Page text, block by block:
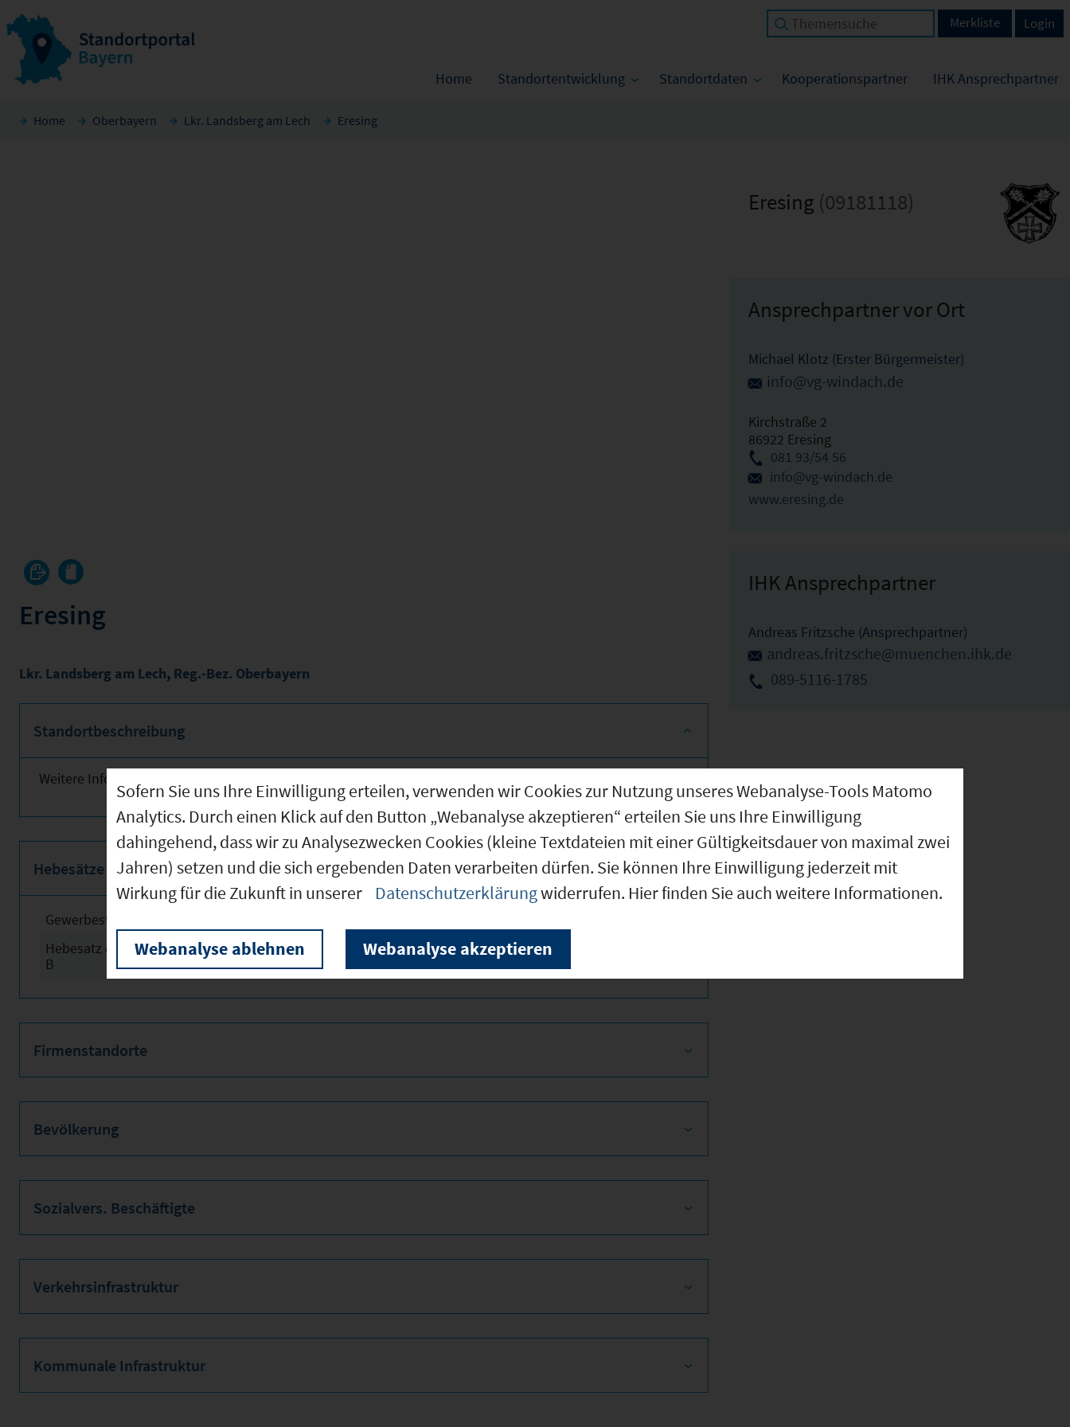
Home Standortentwicklung Standortdaten Kooperationspartner IHK Ansprechpartner
Login
Merkliste
Home Oberbayern Lkr. Landsberg am Lech Eresing
Eresing
Lkr. Landsberg am Lech, Reg.-Bez. Oberbayern
Standortbeschreibung
Weitere Informationen finden Sie obenstehend!
Hebesätze
Gewerbesteuerhebesatz
Hebesatz der Grundsteuer
B
2024 320
Firmenstandorte
Bevölkerung
Sozialvers. Beschäftigte
Verkehrsinfrastruktur
Kommunale Infrastruktur
Eresing (09181118)
Ansprechpartner vor Ort
Michael Klotz (Erster Bürgermeister)
info@vg-windach.de
Kirchstraße 2
86922 Eresing
081 93/54 56
info@vg-windach.de
www.eresing.de
IHK Ansprechpartner
Andreas Fritzsche (Ansprechpartner)
andreas.fritzsche@muenchen.ihk.de
089-5116-1785
Sofern Sie uns Ihre Einwilligung erteilen, verwenden wir Cookies zur Nutzung unseres Webanalyse-Tools Matomo
Analytics. Durch einen Klick auf den Button „Webanalyse akzeptieren“ erteilen Sie uns Ihre Einwilligung
dahingehend, dass wir zu Analysezwecken Cookies (kleine Textdateien mit einer Gültigkeitsdauer von maximal zwei
Jahren) setzen und die sich ergebenden Daten verarbeiten dürfen. Sie können Ihre Einwilligung jederzeit mit
Wirkung für die Zukunft in unserer
Datenschutzerklärungwiderrufen. Hier finden Sie auch weitere Informationen.
Webanalyse ablehnen Webanalyse akzeptieren